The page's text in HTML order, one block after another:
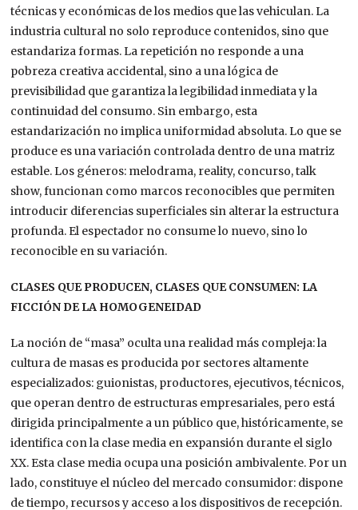
técnicas y económicas de los medios que las vehiculan. La
industria cultural no solo reproduce contenidos, sino que
estandariza formas. La repetición no responde a una
pobreza creativa accidental, sino a una lógica de
previsibilidad que garantiza la legibilidad inmediata y la
continuidad del consumo. Sin embargo, esta
estandarización no implica uniformidad absoluta. Lo que se
produce es una variación controlada dentro de una matriz
estable. Los géneros: melodrama, reality, concurso, talk
show, funcionan como marcos reconocibles que permiten
introducir diferencias superficiales sin alterar la estructura
profunda. El espectador no consume lo nuevo, sino lo
reconocible en su variación.
CLASES QUE PRODUCEN, CLASES QUE CONSUMEN: LA
FICCIÓN DE LA HOMOGENEIDAD
La noción de “masa” oculta una realidad más compleja: la
cultura de masas es producida por sectores altamente
especializados: guionistas, productores, ejecutivos, técnicos,
que operan dentro de estructuras empresariales, pero está
dirigida principalmente a un público que, históricamente, se
identifica con la clase media en expansión durante el siglo
XX. Esta clase media ocupa una posición ambivalente. Por un
lado, constituye el núcleo del mercado consumidor: dispone
de tiempo, recursos y acceso a los dispositivos de recepción.